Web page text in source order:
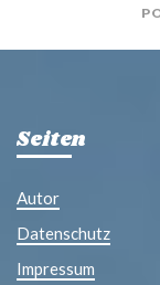
Seiten
Autor
Datenschutz
Impressum